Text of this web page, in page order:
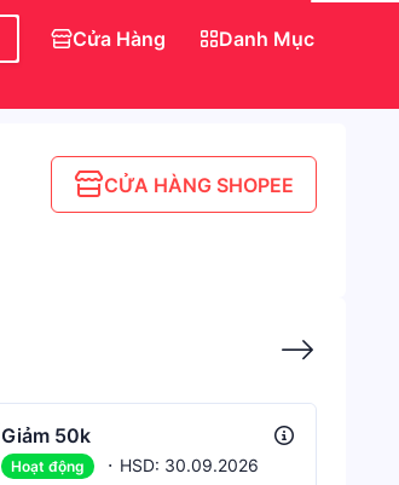
Cửa Hàng Danh Mục
CỬA HÀNG SHOPEE
Giảm 50k
Hoạt động · HSD: 30.09.2026